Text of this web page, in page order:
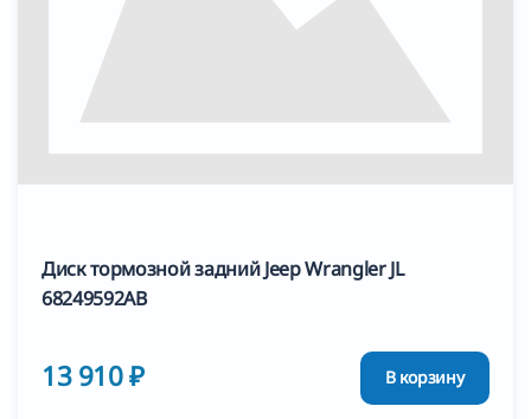
Диск тормозной задний Jeep Wrangler JL
68249592AB
13 910 ₽ В корзину